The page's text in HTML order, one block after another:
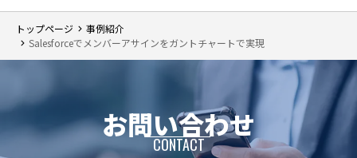
トップページ
事例紹介
Salesforceでメンバーアサインをガントチャートで実現
お問い合わせ
CONTACT